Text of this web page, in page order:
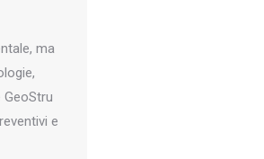
ma
e